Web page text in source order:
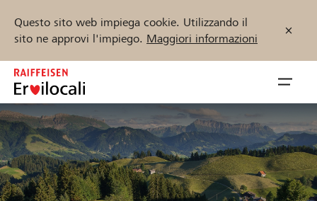
Questo sito web impiega cookie. Utilizzando il
sito ne approvi l'impiego. Maggiori informazioni
Zum
Inhalt
springen
öffnen
Inizia ora